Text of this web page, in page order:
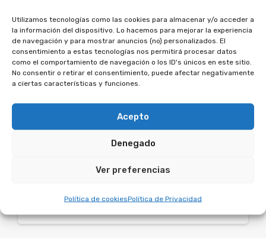
Utilizamos tecnologías como las cookies para almacenar y/o acceder a
la información del dispositivo. Lo hacemos para mejorar la experiencia
de navegación y para mostrar anuncios (no) personalizados. El
consentimiento a estas tecnologías nos permitirá procesar datos
como el comportamiento de navegación o los ID's únicos en este sitio.
No consentir o retirar el consentimiento, puede afectar negativamente
a ciertas características y funciones.
Acepto
Denegado
Ver preferencias
Política de cookiesPolítica de Privacidad
los bienes de la empresa se venden para
pagar a los acreedores.
Es importante tener en cuenta que el proceso
concursal puede ser complicado y que es
fundamental contar con el asesoramiento
adecuado para llevarlo a cabo correctamente.
en España